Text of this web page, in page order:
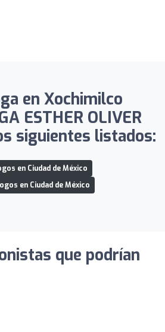
en Xochimilco
ESTHER OLIVER
siguientes listados:
en Ciudad de México
en Ciudad de México
que podrían